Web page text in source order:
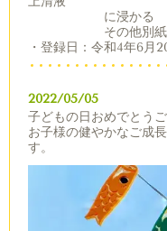
に浸かる
その他別紙
・登録日：令和4年6月
2022/05/05
子どもの日おめでとうご
お子様の健やかなご成
す。